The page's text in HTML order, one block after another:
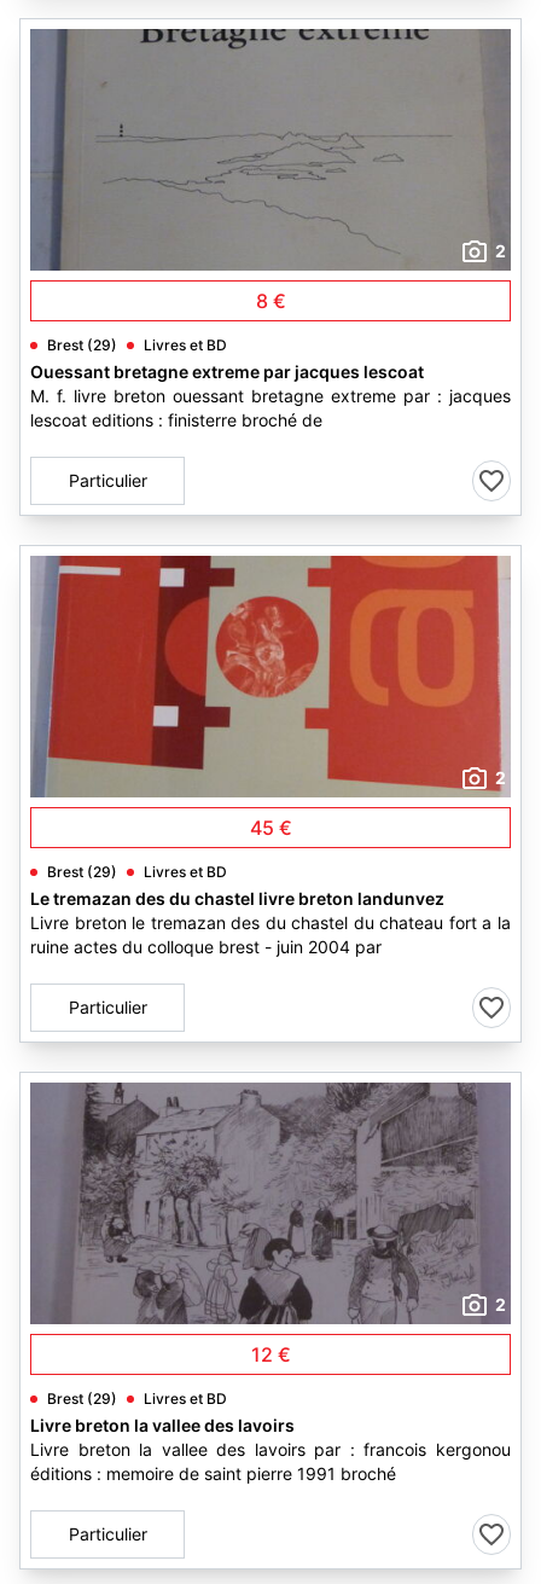
2
8 €
Brest (29) Livres et BD
Ouessant bretagne extreme par jacques lescoat
M. f. livre breton ouessant bretagne extreme par : jacques
lescoat editions : finisterre broché de
Particulier
2
45 €
Brest (29) Livres et BD
Le tremazan des du chastel livre breton landunvez
Livre breton le tremazan des du chastel du chateau fort a la
ruine actes du colloque brest - juin 2004 par
Particulier
2
12 €
Brest (29) Livres et BD
Livre breton la vallee des lavoirs
Livre breton la vallee des lavoirs par : francois kergonou
éditions : memoire de saint pierre 1991 broché
Particulier